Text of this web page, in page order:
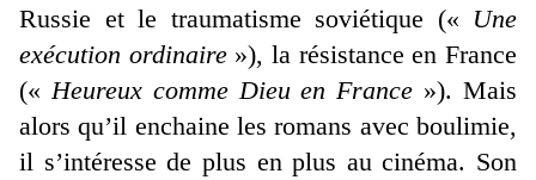
Russie et le traumatisme soviétique (« Une
exécution ordinaire»), la résistance en France
(«Heureux comme Dieu en France »). Mais
alors qu’il enchaine les romans avec boulimie,
il s’intéresse de plus en plus au cinéma. Son